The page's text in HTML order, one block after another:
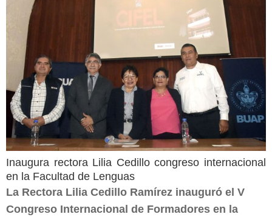
Inaugura rectora Lilia Cedillo congreso internacional
en la Facultad de Lenguas
La Rectora Lilia Cedillo Ramírez inauguró el V
Congreso Internacional de Formadores en la